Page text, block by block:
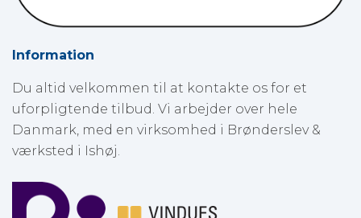
Information
Du altid velkommen til at kontakte os for et
uforpligtende tilbud. Vi arbejder over hele
Danmark, med en virksomhed i Brønderslev &
værksted i Ishøj.